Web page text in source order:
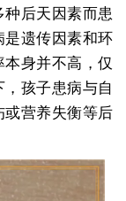
种后天因素而患
是遗传因素和环
身并不高，仅
孩子患病与自
或营养失衡等后